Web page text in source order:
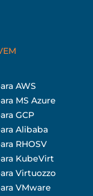
AWS
MS Azure
GCP
Alibaba
RHOSV
KubeVirt
Virtuozzo
VMware